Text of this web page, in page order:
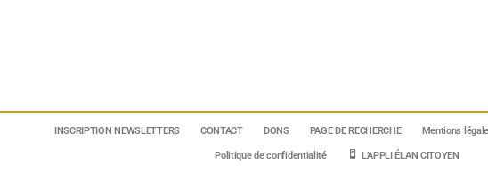
INSCRIPTION NEWSLETTERS CONTACT DONS PAGE DE RECHERCHE Mentions
Politique de confidentialité L’APPLI ÉLAN CITOYEN